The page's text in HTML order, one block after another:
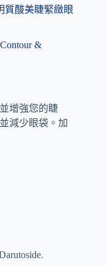
質酸美睫緊緻眼
&
增強您的睫
減少眼袋。 加